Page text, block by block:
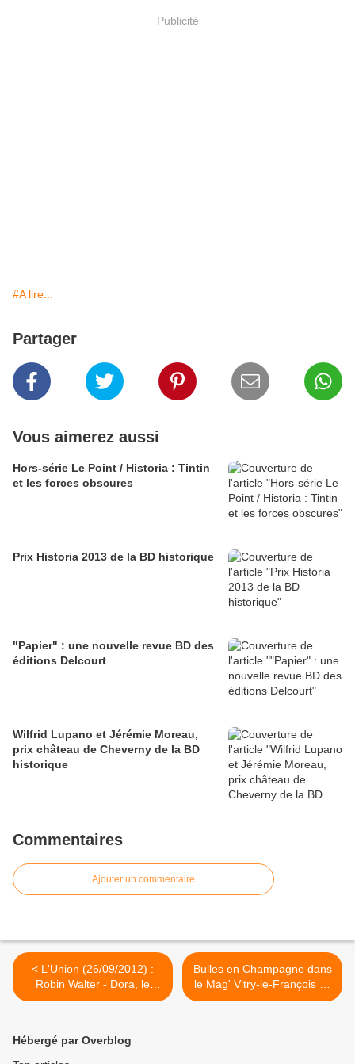
Publicité
#A lire...
Partager
Vous aimerez aussi
Hors-série Le Point / Historia : Tintin
et les forces obscures
Prix Historia 2013 de la BD historique
"Papier" : une nouvelle revue BD des
éditions Delcourt
Wilfrid Lupano et Jérémie Moreau,
prix château de Cheverny de la BD
historique
Commentaires
Ajouter un commentaire
< L'Union (26/09/2012) :
Robin Walter - Dora, le
camp méconnu
Bulles en Champagne dans
le Mag' Vitry-le-François n°
15 >
Hébergé par Overblog